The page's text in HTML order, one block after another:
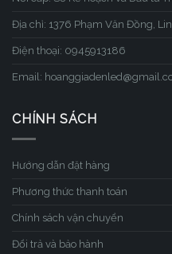
Địa chỉ: 1376 Phạm Văn Đồng,
Điện thoại: 0945913186
Email:
CHÍNH SÁCH
Hướng dẫn đặt hàng
Phương thức thanh toán
Chính sách vận chuyển
Đổi trả và bảo hành